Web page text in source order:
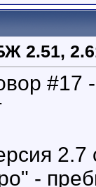
2.51,
#17
2.7
-